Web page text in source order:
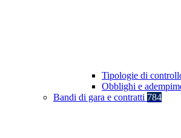
Tipologie di
Obblighi e
Bandi di gara e contratti 784